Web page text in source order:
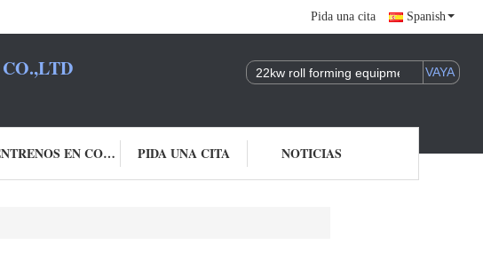
Pida una cita Spanish
ÉNTRENOS EN CONTACTO CON PIDA UNA CITA NOTICIAS